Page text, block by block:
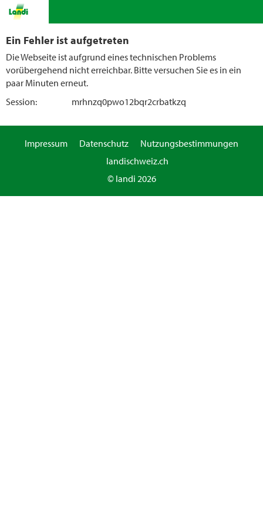
Ein Fehler ist aufgetreten
Die Webseite ist aufgrund eines technischen Problems
vorübergehend nicht erreichbar. Bitte versuchen Sie es in ein
paar Minuten erneut.
Session:
mrhnzq0pwo12bqr2crbatkzq
Impressum Datenschutz
Nutzungsbestimmungen
landischweiz.ch
© landi 2026